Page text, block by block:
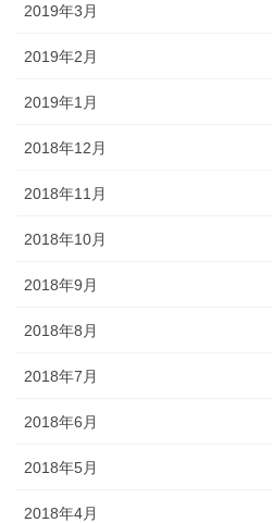
2019年3月
2019年2月
2019年1月
2018年12月
2018年11月
2018年10月
2018年9月
2018年8月
2018年7月
2018年6月
2018年5月
2018年4月